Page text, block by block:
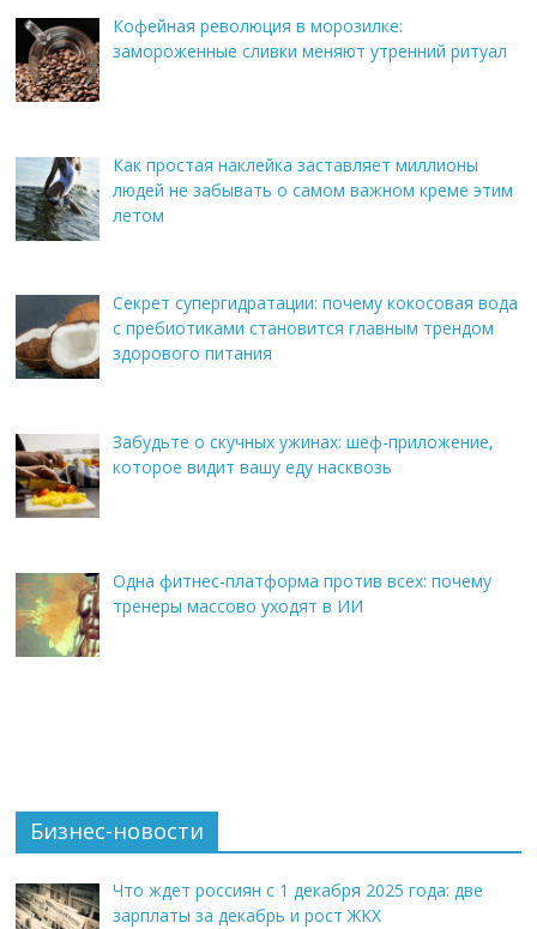
Кофейная революция в морозилке:
замороженные сливки меняют утренний ритуал
Как простая наклейка заставляет миллионы
людей не забывать о самом важном креме этим
летом
Секрет супергидратации: почему кокосовая вода
с пребиотиками становится главным трендом
здорового питания
Забудьте о скучных ужинах: шеф-приложение,
которое видит вашу еду насквозь
Одна фитнес-платформа против всех: почему
тренеры массово уходят в ИИ
Бизнес-новости
Что ждет россиян с 1 декабря 2025 года: две
зарплаты за декабрь и рост ЖКХ